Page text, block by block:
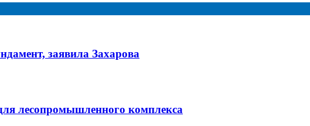
заявила Захарова
лесопромышленного комплекса